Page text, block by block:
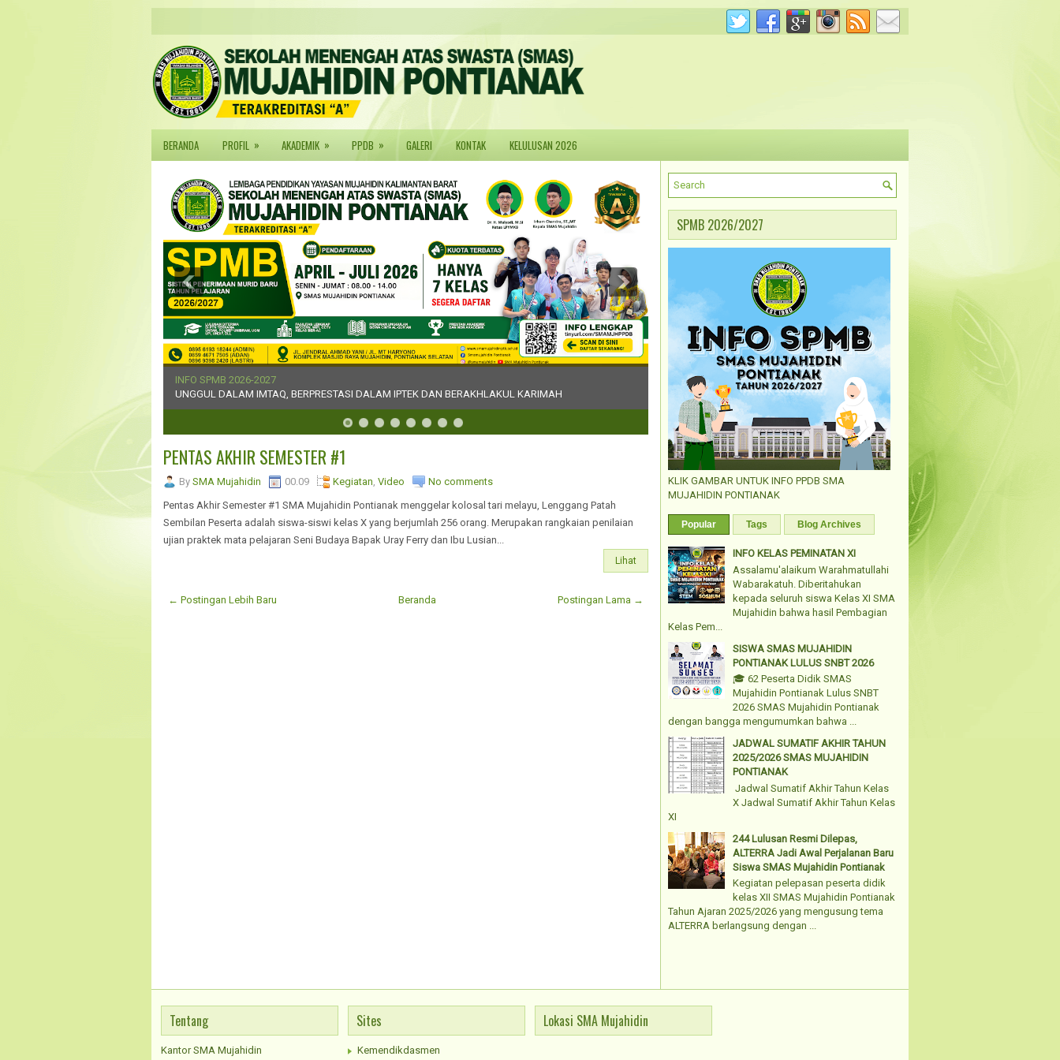
BERANDA PROFIL » AKADEMIK » PPDB » GALERI KONTAK KELULUSAN 2026
INFO SPMB 2026-2027
UNGGUL DALAM IMTAQ, BERPRESTASI DALAM IPTEK DAN BERAKHLAKUL KARIMAH
PENTAS AKHIR SEMESTER #1
By SMA Mujahidin 00.09 Kegiatan, Video
No comments
Pentas Akhir Semester #1 SMA Mujahidin Pontianak menggelar kolosal tari melayu, Lenggang Patah
Sembilan Peserta adalah siswa-siswi kelas X yang berjumlah 256 orang. Merupakan rangkaian penilaian
ujian praktek mata pelajaran Seni Budaya Bapak Uray Ferry dan Ibu Lusian...
Lihat
← Postingan Lebih Baru Postingan Lama →
Beranda
SPMB 2026/2027
KLIK GAMBAR UNTUK INFO PPDB SMA
MUJAHIDIN PONTIANAK
Popular Tags Blog Archives
INFO KELAS PEMINATAN XI
Assalamu'alaikum Warahmatullahi
Wabarakatuh. Diberitahukan
kepada seluruh siswa Kelas XI SMA
Mujahidin bahwa hasil Pembagian
Kelas Pem...
SISWA SMAS MUJAHIDIN
PONTIANAK LULUS SNBT 2026
🎓 62 Peserta Didik SMAS
Mujahidin Pontianak Lulus SNBT
2026 SMAS Mujahidin Pontianak
dengan bangga mengumumkan bahwa ...
JADWAL SUMATIF AKHIR TAHUN
2025/2026 SMAS MUJAHIDIN
PONTIANAK
Jadwal Sumatif Akhir Tahun Kelas
X Jadwal Sumatif Akhir Tahun Kelas
XI
244 Lulusan Resmi Dilepas,
ALTERRA Jadi Awal Perjalanan Baru
Siswa SMAS Mujahidin Pontianak
Kegiatan pelepasan peserta didik
kelas XII SMAS Mujahidin Pontianak
Tahun Ajaran 2025/2026 yang mengusung tema
ALTERRA berlangsung dengan ...
Tentang
Kantor SMA Mujahidin
Sites
Kemendikdasmen
Lokasi SMA Mujahidin